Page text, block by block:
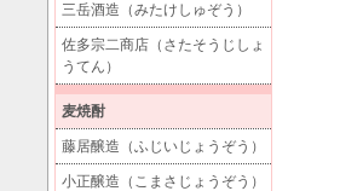
三岳酒造（みたけしゅぞう）
佐多宗二商店（さたそうじしょ
うてん）
麦焼酎
藤居醸造（ふじいじょうぞう）
小正醸造（こまさじょうぞう）